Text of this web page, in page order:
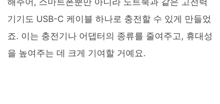
기기도 USB-C 케이블 하나로 충전할 수 있게 만들었
죠. 이는 충전기나 어댑터의 종류를 줄여주고, 휴대성
을 높여주는 데 크게 기여할 거예요.